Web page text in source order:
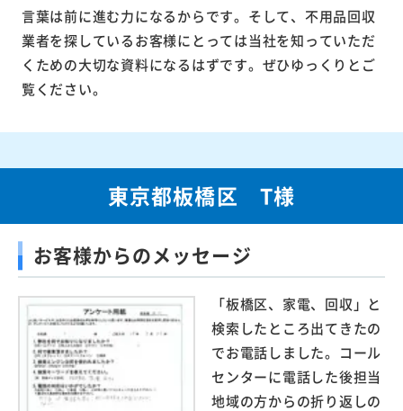
言葉は前に進む力になるからです。そして、不用品回収
業者を探しているお客様にとっては当社を知っていただ
くための大切な資料になるはずです。ぜひゆっくりとご
覧ください。
東京都板橋区 T様
お客様からのメッセージ
「板橋区、家電、回収」と
検索したところ出てきたの
でお電話しました。コール
センターに電話した後担当
地域の方からの折り返しの